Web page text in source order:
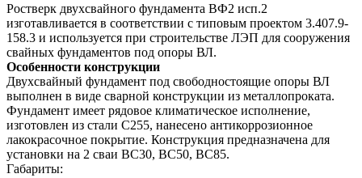
Ростверк двухсвайного фундамента ВФ2 исп.2
изготавливается в соответствии с типовым проектом 3.407.9-
158.3 и используется при строительстве ЛЭП для сооружения
свайных фундаментов под опоры ВЛ.
Особенности конструкции
Двухсвайный фундамент под свободностоящие опоры ВЛ
выполнен в виде сварной конструкции из металлопроката.
Фундамент имеет рядовое климатическое исполнение,
изготовлен из стали С255, нанесено антикоррозионное
лакокрасочное покрытие. Конструкция предназначена для
установки на 2 сваи ВС30, ВС50, ВС85.
Габариты: